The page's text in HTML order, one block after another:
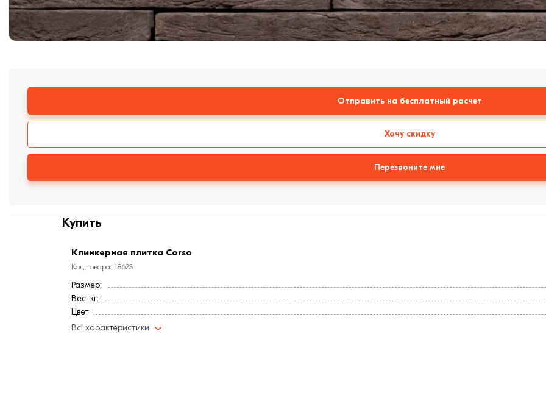
Отправить на бесплатный расчет
Хочу скидку
Перезвоните мне
Купить
Клинкерная плитка Corso
Код товара: 18623
Размер:
Вес, кг:
Цвет
Фактура
Всі характеристики